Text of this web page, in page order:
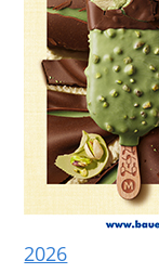
2026